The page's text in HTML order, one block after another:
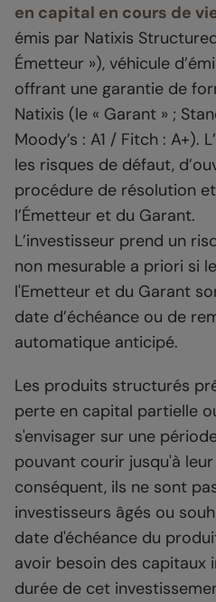
en capital en cours de
émis par Natixis
Émetteur »), véhicule
offrant une garantie de
Natixis (le « Garant » ;
Moody’s : A1 / Fitch : A+).
les risques de défaut,
procédure de résolution
l’Émetteur et du Garant.
L’investisseur prend un
non mesurable a priori si
l'Emetteur et du Garant
date d’échéance ou de
automatique anticipé.
Les produits structurés
perte en capital partielle
s'envisager sur une
pouvant courir jusqu'à
conséquent, ils ne sont
investisseurs âgés ou
date d'échéance du
avoir besoin des capitaux
durée de cet